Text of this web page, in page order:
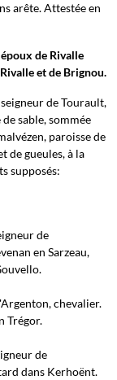
arête. Attestée en
de Rivalle
et de Brignou.
de Tourault,
sable, sommée
paroisse de
de gueules, à la
supposés:
de
en Sarzeau,
chevalier.
Trégor.
de
dans Kerhoënt.